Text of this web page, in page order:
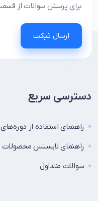
برای پرسش سوالات از
ارسال تیکت
دسترسی سریع
راهنمای استفاده از
راهنمای لایسنس محصولات
سوالات متداول